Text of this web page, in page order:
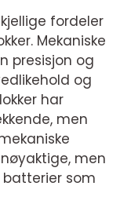
fordeler
Mekaniske
presisjon og
og
har
men
men
som